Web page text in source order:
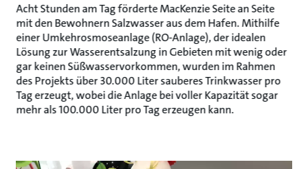
Acht Stunden am Tag förderte MacKenzie Seite an Seite
mit den Bewohnern Salzwasser aus dem Hafen. Mithilfe
einer Umkehrosmoseanlage (RO-Anlage), der idealen
Lösung zur Wasserentsalzung in Gebieten mit wenig oder
gar keinen Süßwasservorkommen, wurden im Rahmen
des Projekts über 30.000 Liter sauberes Trinkwasser pro
Tag erzeugt, wobei die Anlage bei voller Kapazität sogar
mehr als 100.000 Liter pro Tag erzeugen kann.